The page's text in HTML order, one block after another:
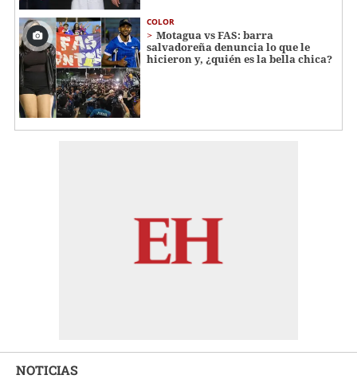
COLOR
Motagua vs FAS: barra
salvadoreña denuncia lo que le
hicieron y, ¿quién es la bella chica?
NOTICIAS